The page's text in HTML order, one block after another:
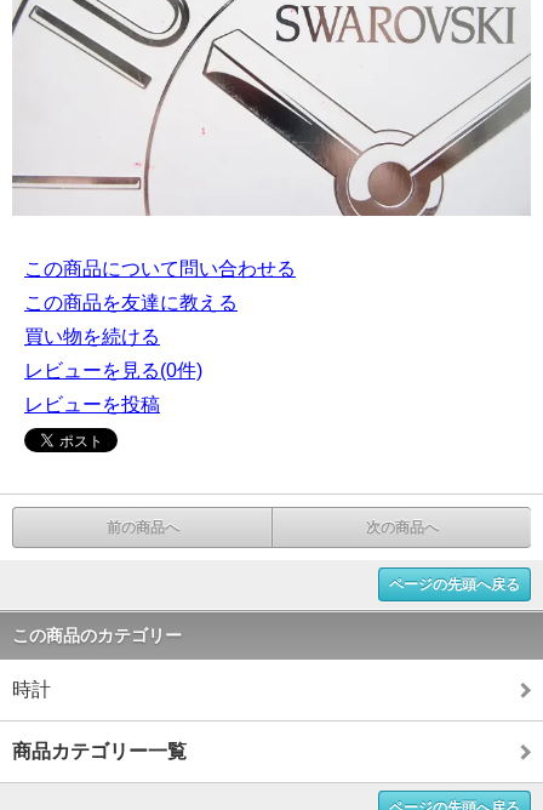
この商品について問い合わせる
この商品を友達に教える
買い物を続ける
レビューを見る(0件)
レビューを投稿
前の商品へ 次の商品へ
ページの先頭へ戻る
この商品のカテゴリー
時計
商品カテゴリー一覧